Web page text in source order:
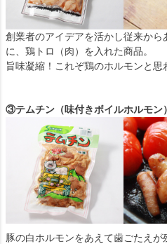
創業者のアイデアを活かし従来から
に、鶏トロ（肉）を入れた商品。
旨味凝縮！これぞ鶏のホルモンと思
③テムチン（味付きボイルホルモン）
豚の白ホルモンをあえて歯ごたえ